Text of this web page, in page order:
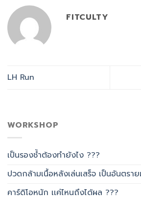
FITCULTY
LH Run
WORKSHOP
เป็นรองช้ำต้องทำยังไง ???
ปวดกล้ามเนื้อหลังเล่นเสร็จ เป็นอันตรา
คาร์ดิโอหนัก เเค่ไหนถึงได้ผล ???